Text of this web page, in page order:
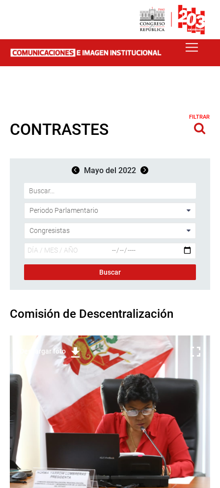
CONTRASTES
FILTRAR
Mayo del 2022
Comisión de Descentralización
Descargar foto